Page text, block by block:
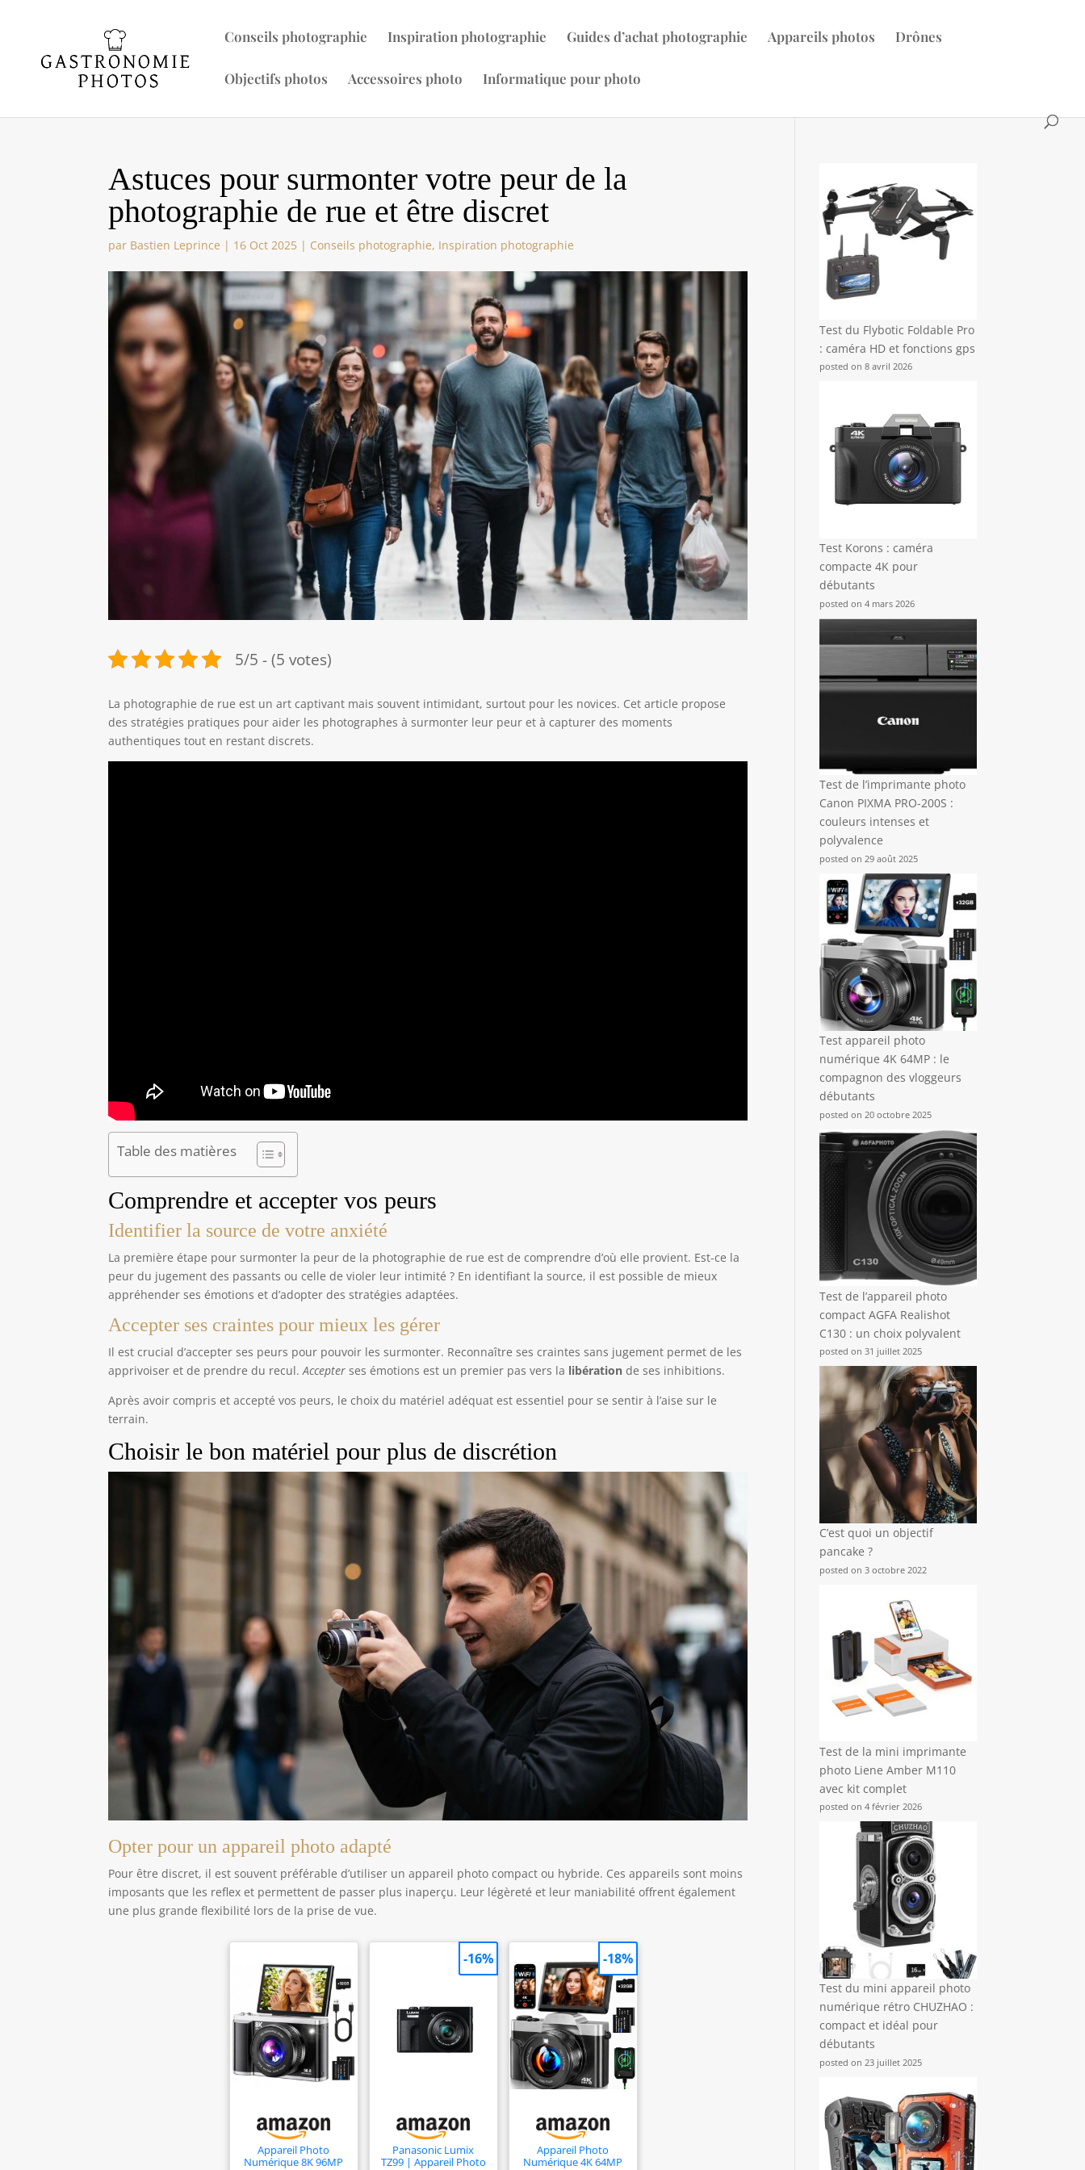
Conseils photographie Inspiration photographie Guides d’achat photographie Appareils photos Drônes
Objectifs photos Accessoires photo Informatique pour photo
Astuces pour surmonter votre peur de la
photographie de rue et être discret
par Bastien Leprince | 16 Oct 2025 | Conseils photographie, Inspiration photographie
5/5 - (5 votes)
La photographie de rue est un art captivant mais souvent intimidant, surtout pour les novices. Cet article propose
des stratégies pratiques pour aider les photographes à surmonter leur peur et à capturer des moments
authentiques tout en restant discrets.
Table des matières
Comprendre et accepter vos peurs
Identifier la source de votre anxiété
La première étape pour surmonter la peur de la photographie de rue est de comprendre d’où elle provient. Est-ce la
peur du jugement des passants ou celle de violer leur intimité ? En identifiant la source, il est possible de mieux
appréhender ses émotions et d’adopter des stratégies adaptées.
Accepter ses craintes pour mieux les gérer
Il est crucial d’accepter ses peurs pour pouvoir les surmonter. Reconnaître ses craintes sans jugement permet de les
apprivoiser et de prendre du recul.Accepter ses émotions est un premier pas vers la libération de ses inhibitions.
Après avoir compris et accepté vos peurs, le choix du matériel adéquat est essentiel pour se sentir à l’aise sur le
terrain.
Choisir le bon matériel pour plus de discrétion
Opter pour un appareil photo adapté
Pour être discret, il est souvent préférable d’utiliser un appareil photo compact ou hybride. Ces appareils sont moins
imposants que les reflex et permettent de passer plus inaperçu. Leur légèreté et leur maniabilité offrent également
une plus grande flexibilité lors de la prise de vue.
Appareil Photo
Numérique 8K 96MP
Panasonic Lumix
TZ99 | Appareil Photo
-16%
Appareil Photo
Numérique 4K 64MP
-18%
Test du Flybotic Foldable Pro
: caméra HD et fonctions gps
posted on 8 avril 2026
Test Korons : caméra
compacte 4K pour
débutants
posted on 4 mars 2026
Test de l’imprimante photo
Canon PIXMA PRO-200S :
couleurs intenses et
polyvalence
posted on 29 août 2025
Test appareil photo
numérique 4K 64MP : le
compagnon des vloggeurs
débutants
posted on 20 octobre 2025
Test de l’appareil photo
compact AGFA Realishot
C130 : un choix polyvalent
posted on 31 juillet 2025
C’est quoi un objectif
pancake ?
posted on 3 octobre 2022
Test de la mini imprimante
photo Liene Amber M110
avec kit complet
posted on 4 février 2026
Test du mini appareil photo
numérique rétro CHUZHAO :
compact et idéal pour
débutants
posted on 23 juillet 2025